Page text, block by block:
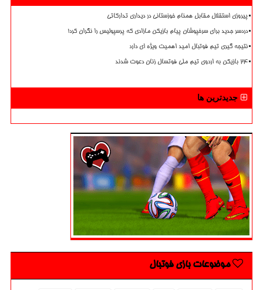
پیروزی استقلال مقابل همنام خوزستانی در دیداری تدارکاتی
دردسر جدید برای سرخپوشان پیام بازیکن مازادی که پرسپولیس را نگران کرد!
نتیجه گیری تیم فوتبال امید اهمیت ویژه ای دارد
۲۴ بازیکن به اردوی تیم ملی فوتسال زنان دعوت شدند
جدیدترین ها
موضوعات بازی فوتبال